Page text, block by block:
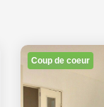
Coup de coeur